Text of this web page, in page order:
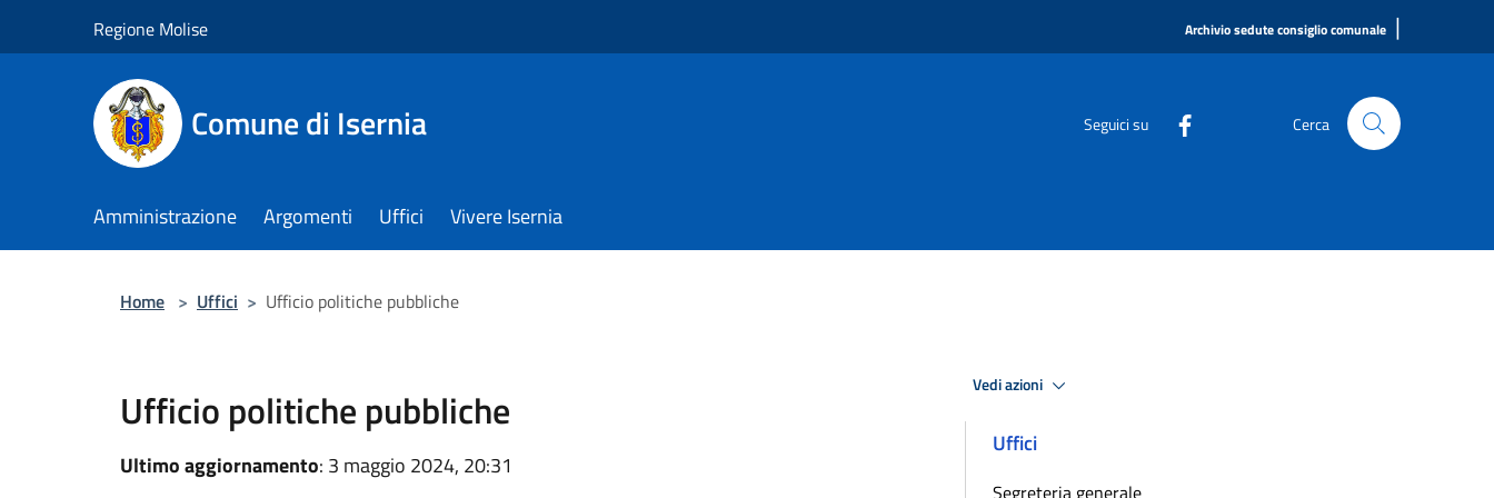
Regione Molise Archivio sedute consiglio comunale |
Comune di Isernia Seguici su Cerca
Amministrazione Argomenti Uffici Vivere Isernia
Home > Uffici > Ufficio politiche pubbliche
Ufficio politiche pubbliche
Ultimo aggiornamento: 3 maggio 2024, 20:31
Vedi azioni
Uffici
Segreteria generale